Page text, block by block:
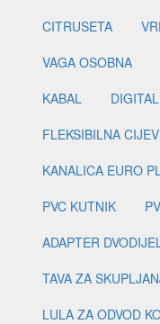
CITRUSETA
VAGA OSOBNA
KABAL
FLEKSIBILNA CIJEV
KANALICA EURO
PVC KUTNIK
ADAPTER
TAVA ZA
LULA ZA ODVOD